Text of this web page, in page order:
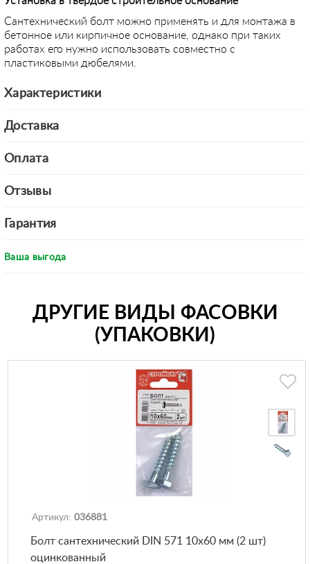
Сантехнический болт можно применять и для монтажа в
бетонное или кирпичное основание, однако при таких
работах его нужно использовать совместно с
пластиковыми дюбелями.
Характеристики
Доставка
Оплата
Отзывы
Гарантия
Ваша выгода
ДРУГИЕ ВИДЫ ФАСОВКИ
(УПАКОВКИ)
Артикул: 036881
Болт сантехнический DIN 571 10х60 мм (2 шт)
оцинкованный